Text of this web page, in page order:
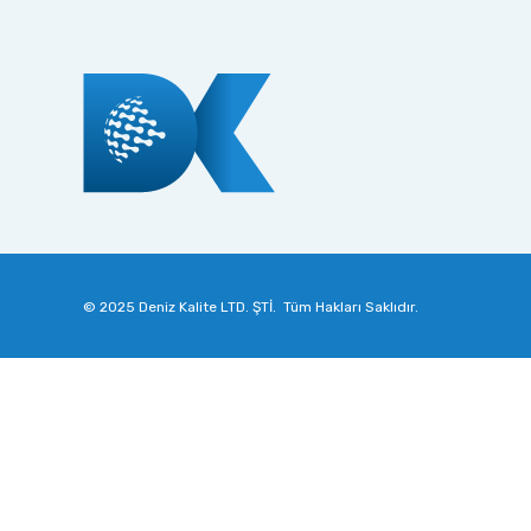
© 2025 Deniz Kalite LTD. ŞTİ. Tüm Hakları Saklıdır.